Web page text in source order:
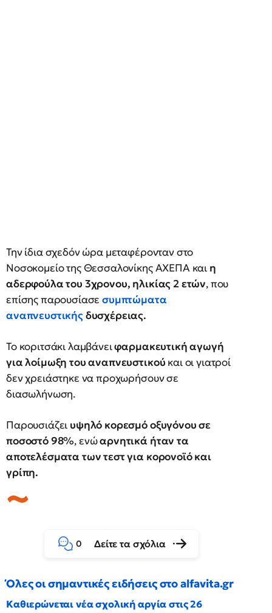
Την ίδια σχεδόν ώρα μεταφέρονταν στο
Νοσοκομείο της Θεσσαλονίκης ΑΧΕΠΑ και η
αδερφούλα του 3χρονου, ηλικίας 2 ετών, που
επίσης παρουσίασε συμπτώματα
αναπνευστικήςδυσχέρειας.
Το κοριτσάκι λαμβάνειφαρμακευτική αγωγή
για λοίμωξη του αναπνευστικού και οι γιατροί
δεν χρειάστηκε να προχωρήσουν σε
διασωλήνωση.
Παρουσιάζει υψηλό κορεσμό οξυγόνου σε
ποσοστό 98%, ενώαρνητικά ήταν τα
αποτελέσματα των τεστ για κορονοϊό και
γρίπη.
0 Δείτε τα σχόλια
Όλες οι σημαντικές ειδήσεις στο alfavita.gr
Καθιερώνεται νέα σχολική αργία στις 26